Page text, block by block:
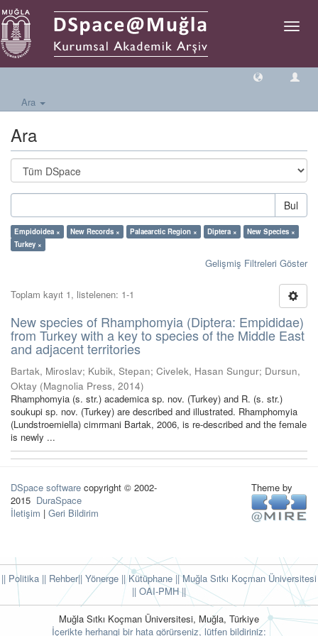
Geçiş
Ara
Ara
Bul
Empidoidea × New Records × Palaearctic Region × Diptera ×
New Species ×
Turkey ×
Gelişmiş Filtreleri Göster
Toplam kayıt 1, listelenen: 1-1
New species of Rhamphomyia (Diptera: Empididae)
from Turkey with a key to species of the Middle East
and adjacent territories
Bartak, Miroslav; Kubik, Stepan; Civelek, Hasan Sungur; Dursun,
Oktay (Magnolia Press, 2014)
Rhamphomyia (s. str.) academica sp. nov. (Turkey) and R. (s. str.)
soukupi sp. nov. (Turkey) are described and illustrated. Rhamphomyia
(Lundstroemiella) cimrmani Bartak, 2006, is re-described and the female
is newly ...
DSpace software copyright © 2002-
2015 DuraSpace
İletişim | Geri Bildirim
Theme by
|| Politika || Rehber|| Yönerge || Kütüphane || Muğla Sıtkı Koçman Üniversitesi
|| OAI-PMH ||
Muğla Sıtkı Koçman Üniversitesi, Muğla, Türkiye
İçerikte herhangi bir hata görürseniz, lütfen bildiriniz: